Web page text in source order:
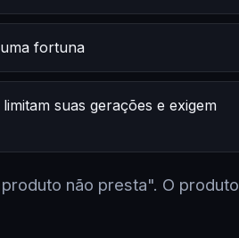
fortuna
limitam suas gerações e exigem
não presta". O produto